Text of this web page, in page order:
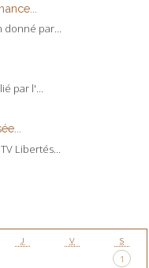
donné par...
par l'...
Libertés...
J V S
1